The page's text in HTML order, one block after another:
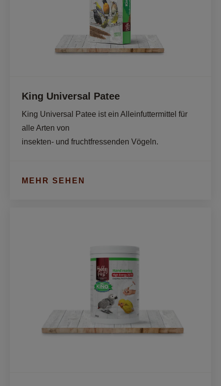
King Universal Patee
King Universal Patee ist ein Alleinfuttermittel für
alle Arten von
insekten- und fruchtfressenden Vögeln.
MEHR SEHEN